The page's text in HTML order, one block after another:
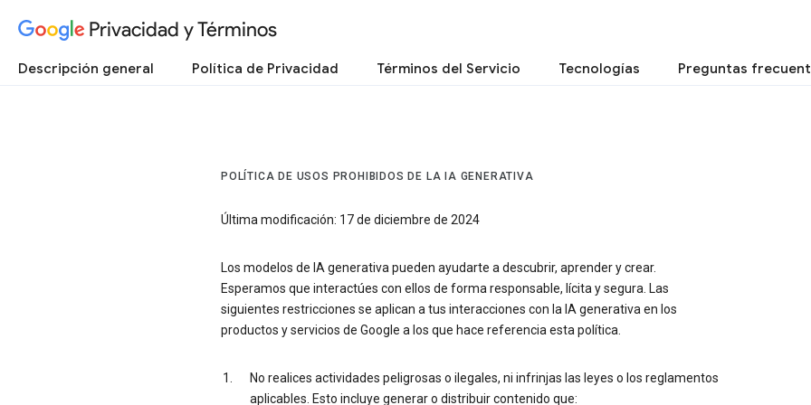
Privacidad y Términos
Descripción general Política de Privacidad Términos del Servicio Tecnologías Preguntas
POLÍTICA DE USOS PROHIBIDOS DE LA IA GENERATIVA
Última modificación: 17 de diciembre de 2024
Los modelos de IA generativa pueden ayudarte a descubrir, aprender y crear.
Esperamos que interactúes con ellos de forma responsable, lícita y segura. Las
siguientes restricciones se aplican a tus interacciones con la IA generativa en los
productos y servicios de Google a los que hace referencia esta política.
No realices actividades peligrosas o ilegales, ni infrinjas las leyes o los reglamentos
aplicables. Esto incluye generar o distribuir contenido que: